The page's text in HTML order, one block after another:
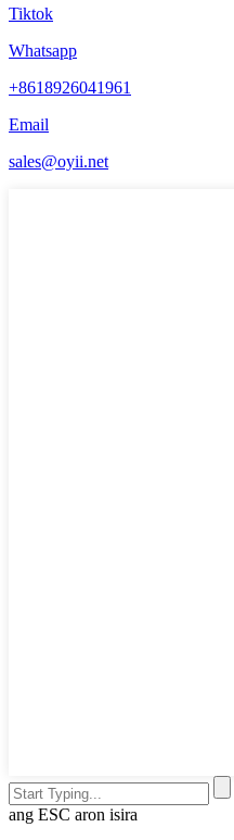
Tiktok
Whatsapp
+8618926041961
Email
sales@oyii.net
ang ESC aron isira